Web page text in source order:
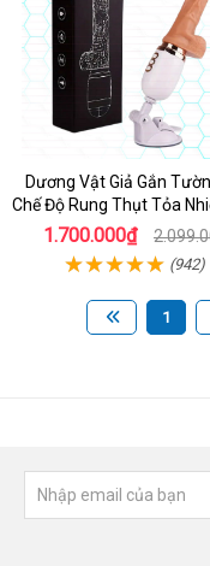
Dương Vật Giả Gắn
Chế Độ Rung Thụt Tỏa
Cấp
1.700.000₫
(942)
1